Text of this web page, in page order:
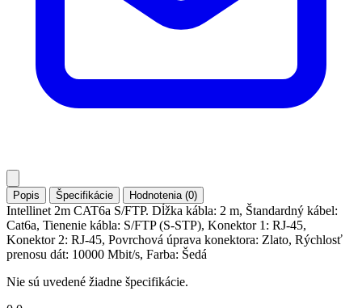
Popis Špecifikácie Hodnotenia (0)
Intellinet 2m CAT6a S/FTP. Dĺžka kábla: 2 m, Štandardný kábel:
Cat6a, Tienenie kábla: S/FTP (S-STP), Konektor 1: RJ-45,
Konektor 2: RJ-45, Povrchová úprava konektora: Zlato, Rýchlosť
prenosu dát: 10000 Mbit/s, Farba: Šedá
Nie sú uvedené žiadne špecifikácie.